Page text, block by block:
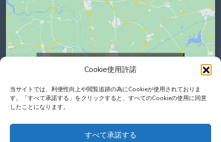
Cookie使用許諾
当サイトでは、利便性向上や閲覧追跡の為にCookieが使用されておりま
す。「すべて承諾する」をクリックすると、すべてのCookieの使用に同意
したことになります。
すべて承諾する
Click to accept marketing cookies and
enable this content